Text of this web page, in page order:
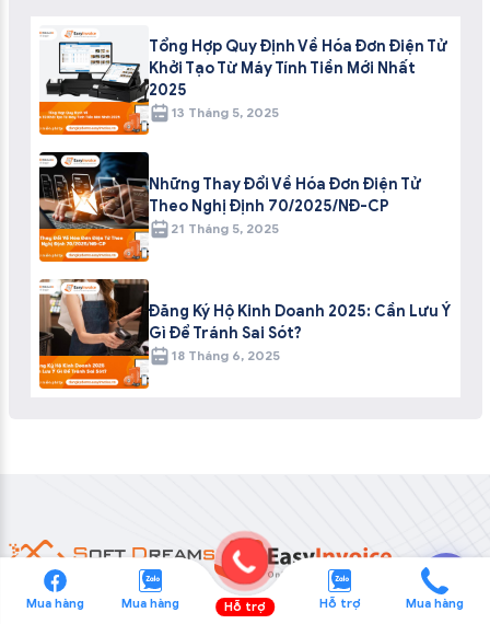
Tổng Hợp Quy Định Về Hóa Đơn Điện Tử
Khởi Tạo Từ Máy Tính Tiền Mới Nhất
2025
13 Tháng 5, 2025
Những Thay Đổi Về Hóa Đơn Điện Tử
Theo Nghị Định 70/2025/NĐ-CP
21 Tháng 5, 2025
Đăng Ký Hộ Kinh Doanh 2025: Cần Lưu Ý
Gì Để Tránh Sai Sót?
18 Tháng 6, 2025
Mua hàng Mua hàng Hỗ trợ Hỗ trợ Mua hàng
💬